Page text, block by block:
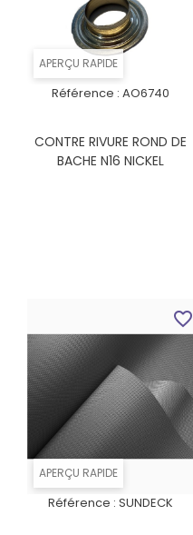
APERÇU RAPIDE
Référence : AO6740
CONTRE RIVURE ROND DE
BACHE N16 NICKEL
APERÇU RAPIDE
Référence : SUNDECK
favorite_border